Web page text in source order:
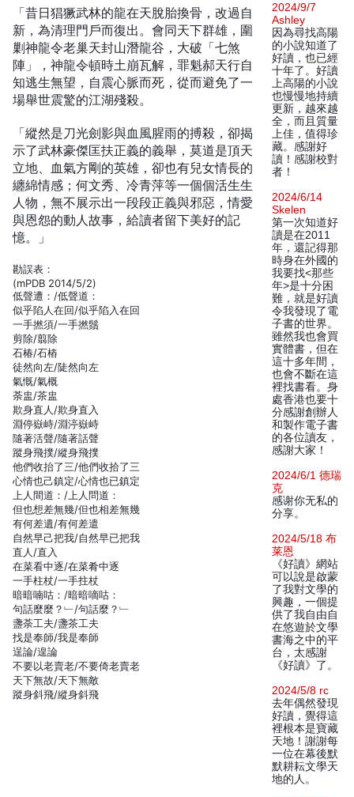
「昔日猖獗武林的龍在天脫胎換骨，改過自
新，為清理門戶而復出。會同天下群雄，圍
剿神龍令老巢天封山潛龍谷，大破「七煞
陣」，神龍令頓時土崩瓦解，罪魁郝天行自
知逃生無望，自震心脈而死，從而避免了一
場舉世震驚的江湖殘殺。
「縱然是刀光劍影與血風腥雨的搏殺，卻揭
示了武林豪傑匡扶正義的義舉，莫道是頂天
立地、血氣方剛的英雄，卻也有兒女情長的
纏綿情感；何文秀、冷青萍等一個個活生生
人物，無不展示出一段段正義與邪惡，情愛
與恩怨的動人故事，給讀者留下美好的記
憶。」
勘誤表：
(mPDB 2014/5/2)
低聲遭：/低聲道：
似乎陷人在回/似乎陷入在回
一手撚須/一手撚鬚
剪除/翦除
石椿/石樁
徒然向左/陡然向左
氣慨/氣概
荼盅/茶盅
欺身直人/欺身直入
淵停嶽峙/淵渟嶽峙
隨著活聲/隨著話聲
蹤身飛撲/縱身飛撲
他們收抬了三/他們收拾了三
心情也己鎮定/心情也已鎮定
上人間道：/上人問道：
但也想差無幾/但也相差無幾
有何差遺/有何差遣
自然早己把我/自然早已把我
直人/直入
在菜看中逐/在菜肴中逐
一手柱杖/一手拄杖
暗暗喃咕：/暗暗嘀咕：
句話麼麼？﹂/句話麼？﹂
盞荼工夫/盞茶工夫
找是奉師/我是奉師
逞論/遑論
不要以老賣老/不要倚老賣老
天下無故/天下無敵
蹤身斜飛/縱身斜飛
2024/9/7
Ashley
因為尋找高陽
的小說知道了
好讀，也已經
十年了。好讀
上高陽的小說
也慢慢地持續
更新，越來越
全，而且質量
上佳，值得珍
藏。感謝好
讀！感謝校對
者！
2024/6/14
Skelen
第一次知道好
讀是在2011
年，還記得那
時身在外國的
我要找<那些
年>是十分困
難，就是好讀
令我發現了電
子書的世界。
雖然我也會買
實體書，但在
這十多年間，
也會不斷在這
裡找書看。身
處香港也要十
分感謝創辦人
和製作電子書
的各位讀友，
感謝大家！
2024/6/1 德瑞
克
感谢你无私的
分享。
2024/5/18 布
莱恩
《好讀》網站
可以說是啟蒙
了我對文學的
興趣，一個提
供了我自由自
在悠遊於文學
書海之中的平
台，太感謝
《好讀》了。
2024/5/8 rc
去年偶然發現
好讀，覺得這
裡根本是寶藏
天地！謝謝每
一位在幕後默
默耕耘文學天
地的人。